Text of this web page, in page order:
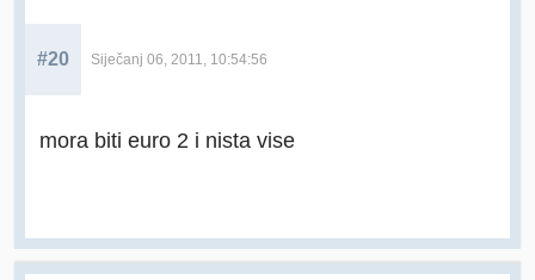
#20 Siječanj 06, 2011, 10:54:56
mora biti euro 2 i nista vise